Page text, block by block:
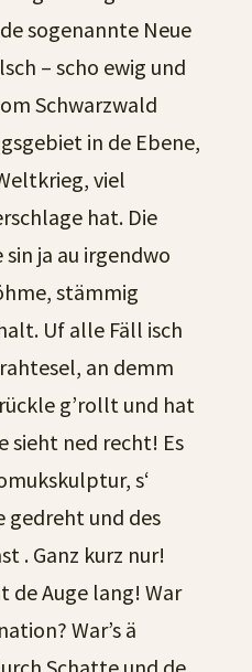
sogenannte Neue
– scho ewig und
Schwarzwald
in de Ebene,
viel
hat. Die
ja au irgendwo
stämmig
Uf alle Fäll isch
an demm
g’rollt und hat
sieht ned recht! Es
s‘
gedreht und des
. Ganz kurz nur!
de Auge lang! War
War’s ä